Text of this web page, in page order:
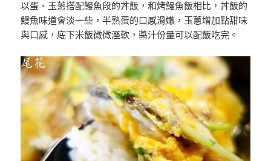
以蛋、玉蔥搭配鰻魚段的丼飯，和烤鰻魚飯相比，丼飯的
鰻魚味道會淡一些，半熟蛋的口感滑嫩，玉蔥增加點甜味
與口感，底下米飯微微溼軟，醬汁份量可以配飯吃完。